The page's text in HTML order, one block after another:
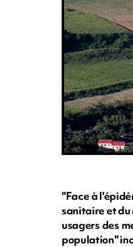
"Face à
sanitaire et du
usagers des
population"